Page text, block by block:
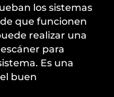
los sistemas
que funcionen
realizar una
para
Es una
buen